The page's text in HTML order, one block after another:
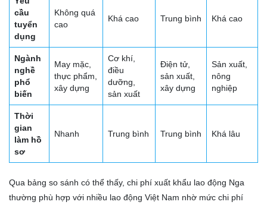
cầu
tuyển
dụng
Không quá
cao
Khá cao Trung bình Khá cao
Ngành
nghề
phổ
biến
May mặc,
thực phẩm,
xây dựng
Cơ khí,
điều
dưỡng,
sản xuất
Điện tử,
sản xuất,
xây dựng
Sản xuất,
nông
nghiệp
Thời
gian
làm hồ
sơ
Nhanh Trung bình Trung bình Khá lâu
Qua bảng so sánh có thể thấy, chi phí xuất khẩu lao động Nga
thường phù hợp với nhiều lao động Việt Nam nhờ mức chi phí